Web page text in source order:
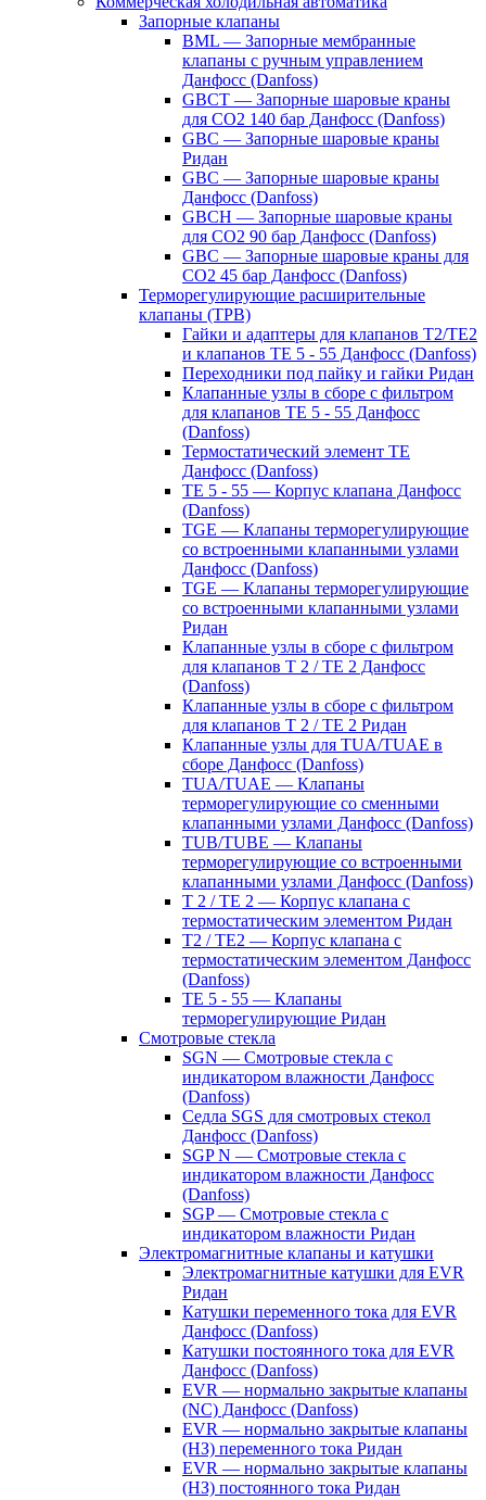
Запорные клапаны
BML — Запорные мембранные
клапаны с ручным управлением
Данфосс (Danfoss)
GBCT — Запорные шаровые краны
для CO2 140 бар Данфосс (Danfoss)
GBC — Запорные шаровые краны
Ридан
GBC — Запорные шаровые краны
Данфосс (Danfoss)
GBCH — Запорные шаровые краны
для CO2 90 бар Данфосс (Danfoss)
GBC — Запорные шаровые краны для
CO2 45 бар Данфосс (Danfoss)
Терморегулирующие расширительные
клапаны (ТРВ)
Гайки и адаптеры для клапанов T2/TE2
и клапанов TE 5 - 55 Данфосс (Danfoss)
Переходники под пайку и гайки Ридан
Клапанные узлы в сборе с фильтром
для клапанов TE 5 - 55 Данфосс
(Danfoss)
Термостатический элемент TE
Данфосс (Danfoss)
TE 5 - 55 — Корпус клапана Данфосс
(Danfoss)
TGE — Клапаны терморегулирующие
со встроенными клапанными узлами
Данфосс (Danfoss)
TGE — Клапаны терморегулирующие
со встроенными клапанными узлами
Ридан
Клапанные узлы в сборе с фильтром
для клапанов T 2 / TE 2 Данфосс
(Danfoss)
Клапанные узлы в сборе с фильтром
для клапанов T 2 / TE 2 Ридан
Клапанные узлы для TUA/TUAE в
сборе Данфосс (Danfoss)
TUA/TUAE — Клапаны
терморегулирующие со сменными
клапанными узлами Данфосс (Danfoss)
TUB/TUBE — Клапаны
терморегулирующие со встроенными
клапанными узлами Данфосс (Danfoss)
T 2 / TE 2 — Корпус клапана с
термостатическим элементом Ридан
T2 / TE2 — Корпус клапана с
термостатическим элементом Данфосс
(Danfoss)
TE 5 - 55 — Клапаны
терморегулирующие Ридан
Смотровые стекла
SGN — Смотровые стекла с
индикатором влажности Данфосс
(Danfoss)
Седла SGS для смотровых стекол
Данфосс (Danfoss)
SGP N — Смотровые стекла с
индикатором влажности Данфосс
(Danfoss)
SGP — Смотровые стекла с
индикатором влажности Ридан
Электромагнитные клапаны и катушки
Электромагнитные катушки для EVR
Ридан
Катушки переменного тока для EVR
Данфосс (Danfoss)
Катушки постоянного тока для EVR
Данфосс (Danfoss)
EVR — нормально закрытые клапаны
(NC) Данфосс (Danfoss)
EVR — нормально закрытые клапаны
(НЗ) переменного тока Ридан
EVR — нормально закрытые клапаны
(НЗ) постоянного тока Ридан